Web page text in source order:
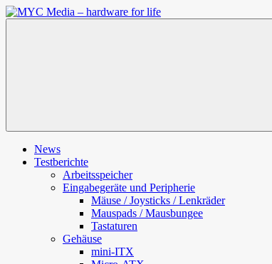
Zum
Inhalt
News
Testberichte
Arbeitsspeicher
Eingabegeräte und Peripherie
Mäuse / Joysticks / Lenkräder
Mauspads / Mausbungee
Tastaturen
Gehäuse
mini-ITX